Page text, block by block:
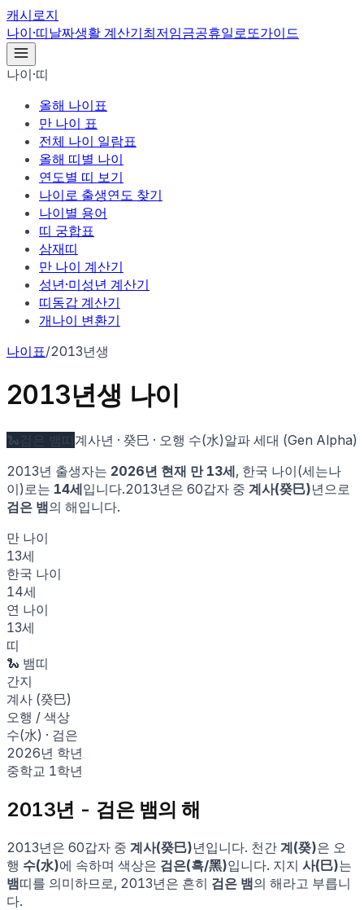
캐시로지
나이·띠날짜생활 계산기최저임금공휴일로또가이드
나이·띠
올해 나이표
만 나이 표
전체 나이 일람표
올해 띠별 나이
연도별 띠 보기
나이로 출생연도 찾기
나이별 용어
띠 궁합표
삼재띠
만 나이 계산기
성년·미성년 계산기
띠동갑 계산기
개나이 변환기
나이표/2013년생
2013년생 나이
🐍검은 뱀 띠 계사년 · 癸巳 · 오행 수(水)알파 세대 (Gen Alpha)
2013년 출생자는 2026년 현재 만 13세, 한국 나이(세는나
이)로는 14세입니다.2013년은 60갑자 중 계사(癸巳)년으로
검은 뱀의 해입니다.
만 나이
13세
한국 나이
14세
연 나이
13세
띠
🐍 뱀띠
간지
계사 (癸巳)
오행 / 색상
수(水) · 검은
2026년 학년
중학교 1학년
2013년 - 검은 뱀의 해
2013년은 60갑자 중 계사(癸巳)년입니다. 천간 계(癸)은 오
행 수(水)에 속하며 색상은 검은(흑/黑)입니다. 지지 사(巳)는
뱀띠를 의미하므로, 2013년은 흔히 검은 뱀의 해라고 부릅니
다.